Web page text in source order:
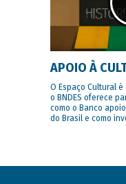
APOIO À
O Espaço Cultural
o BNDES oferece
como o Banco
do Brasil e como